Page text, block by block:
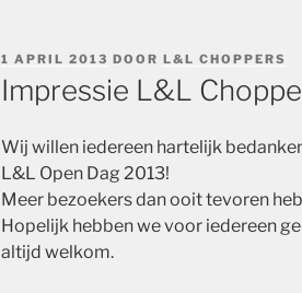
GEPLAATST
OP
1 APRIL 2013 DOOR L&L CHOPPERS
Impressie L&L
Wij willen iedereen hartelijk
L&L Open Dag 2013!
Meer bezoekers dan ooit tevoren
Hopelijk hebben we voor iedereen
altijd welkom.